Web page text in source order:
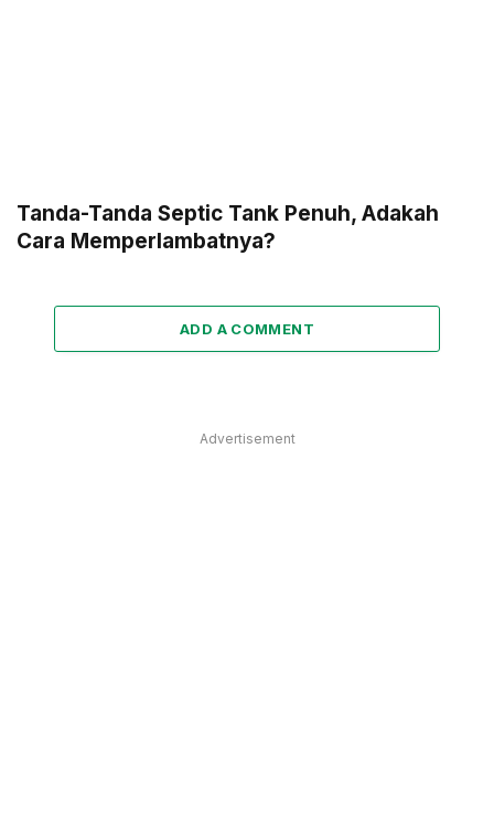
Tanda-Tanda Septic Tank Penuh, Adakah
Cara Memperlambatnya?
ADD A COMMENT
Advertisement